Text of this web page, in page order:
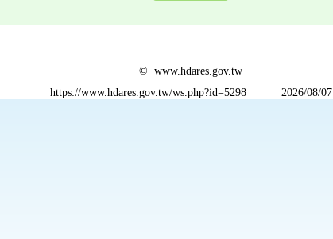
© www.hdares.gov.tw
https://www.hdares.gov.tw/ws.php?id=5298
2026/08/07